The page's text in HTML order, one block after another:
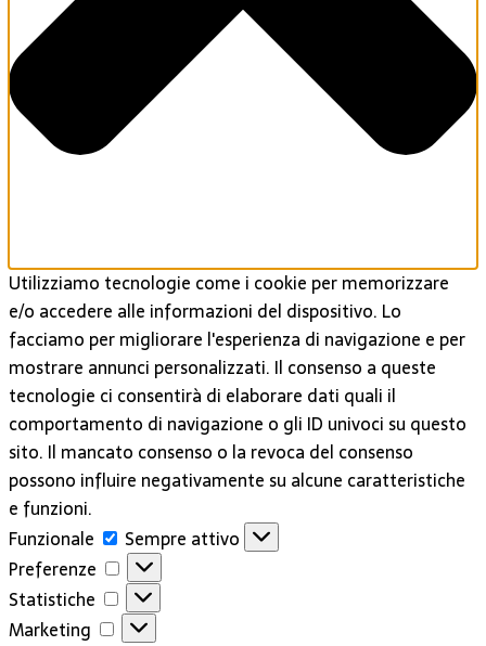
Utilizziamo tecnologie come i cookie per memorizzare
e/o accedere alle informazioni del dispositivo. Lo
facciamo per migliorare l'esperienza di navigazione e per
mostrare annunci personalizzati. Il consenso a queste
tecnologie ci consentirà di elaborare dati quali il
comportamento di navigazione o gli ID univoci su questo
sito. Il mancato consenso o la revoca del consenso
possono influire negativamente su alcune caratteristiche
e funzioni.
Funzionale
Funzionale
Sempre attivo
Preferenze
Preferenze
Statistiche
Statistiche
Marketing
Marketing